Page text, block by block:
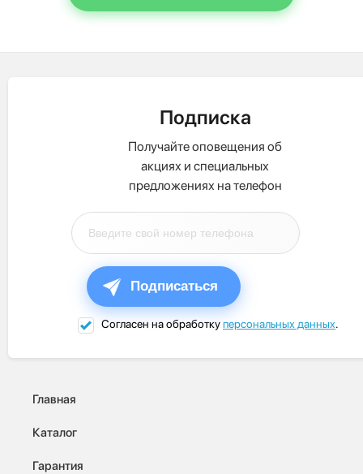
Подписка
Получайте оповещения об
акциях и специальных
предложениях на телефон
Подписаться
Согласен на обработкуперсональных данных.
Главная
Каталог
Гарантия